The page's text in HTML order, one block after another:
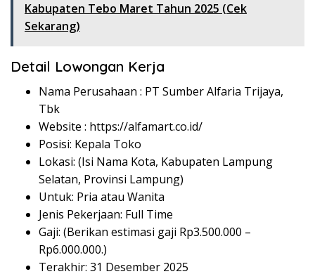
Kabupaten Tebo Maret Tahun 2025 (Cek
Sekarang)
Detail Lowongan Kerja
Nama Perusahaan : PT Sumber Alfaria Trijaya,
Tbk
Website : https://alfamart.co.id/
Posisi: Kepala Toko
Lokasi: (Isi Nama Kota, Kabupaten Lampung
Selatan, Provinsi Lampung)
Untuk: Pria atau Wanita
Jenis Pekerjaan: Full Time
Gaji: (Berikan estimasi gaji Rp3.500.000 –
Rp6.000.000.)
Terakhir: 31 Desember 2025